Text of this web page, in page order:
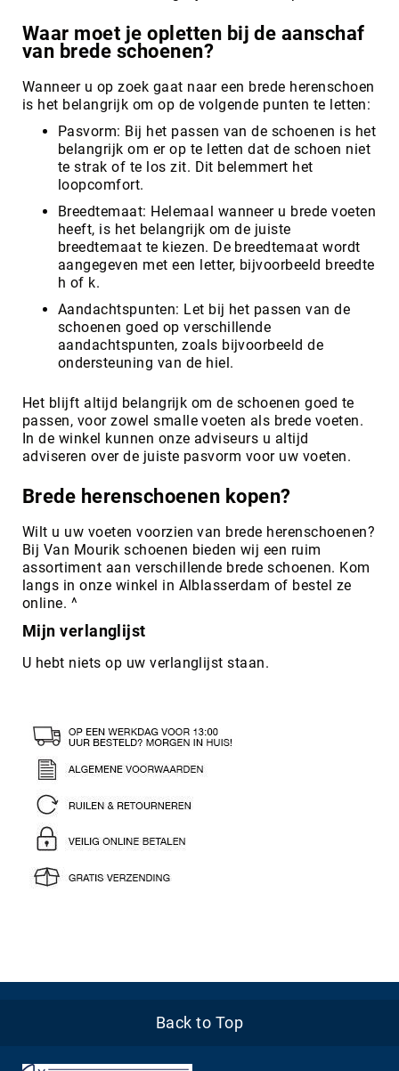
Waar moet je opletten bij de aanschaf
van brede schoenen?
Wanneer u op zoek gaat naar een brede herenschoen
is het belangrijk om op de volgende punten te letten:
Pasvorm: Bij het passen van de schoenen is het
belangrijk om er op te letten dat de schoen niet
te strak of te los zit. Dit belemmert het
loopcomfort.
Breedtemaat: Helemaal wanneer u brede voeten
heeft, is het belangrijk om de juiste
breedtemaat te kiezen. De breedtemaat wordt
aangegeven met een letter, bijvoorbeeld breedte
h of k.
Aandachtspunten: Let bij het passen van de
schoenen goed op verschillende
aandachtspunten, zoals bijvoorbeeld de
ondersteuning van de hiel.
Het blijft altijd belangrijk om de schoenen goed te
passen, voor zowel smalle voeten als brede voeten.
In de winkel kunnen onze adviseurs u altijd
adviseren over de juiste pasvorm voor uw voeten.
Brede herenschoenen kopen?
Wilt u uw voeten voorzien van brede herenschoenen?
Bij Van Mourik schoenen bieden wij een ruim
assortiment aan verschillende brede schoenen. Kom
langs in onze winkel in Alblasserdam of bestel ze
online. ^
Mijn verlanglijst
U hebt niets op uw verlanglijst staan.
Back to Top